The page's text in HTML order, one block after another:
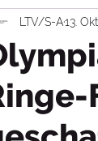
Corona
LTV/S-A13.